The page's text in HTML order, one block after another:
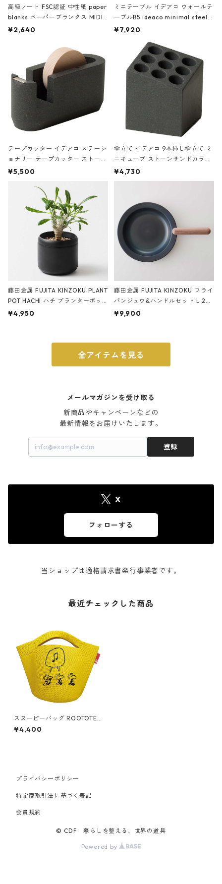
高級ノート FSC認証 中性紙 paper
blanks ペーパーブランクス MIDI
ハードカバー 罫線 ヴァン・ゴッホ
¥2,640
ミニテーブル イデアコ ウォールテ
ーブルB5 ideaco minimal steel f
urniture WALL Table B5 ネイビー
¥7,920
テープカッター イデアコ ステーシ
ョナリー テープカッター ストーン
サンドカラー 石調 ideaco Station
¥5,500
傘立て イデアコ 9本挿し傘立て ミ
ニキューブ ストーンサンドカラー
石調 ideaco Umbrella Stand CUB
E ストーンサンドブラック
¥4,730
藤田金属 FUJITA KINZOKU PLANT
POT HACHI ハチ プランターポッ
ト 3号 ブラック
¥4,950
藤田金属 FUJITA KINZOKU フライ
パンジュウ&ハンドルセット L 24c
m ガス火・IH対応 鉄フライパン
¥9,900
全アイテムを見る
メールマガジンを受け取る
新商品やキャンペーンなどの
最新情報をお届けいたします。
登録
X
フォローする
当ショップは適格請求書発行事業者です。
最近チェックした商品
スヌーピーバッグ ROOTOTE
ルートート ポーノ.ベビールー.
ピーナッツ ウッドストック
¥4,400
プライバシーポリシー
特定商取引法に基づく表記
会員規約
© CDF 暮らしを整える、世界の道具
Powered by